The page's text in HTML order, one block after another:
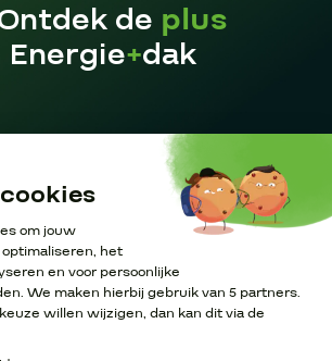
de plus
Energie+dak
Privacy Policy